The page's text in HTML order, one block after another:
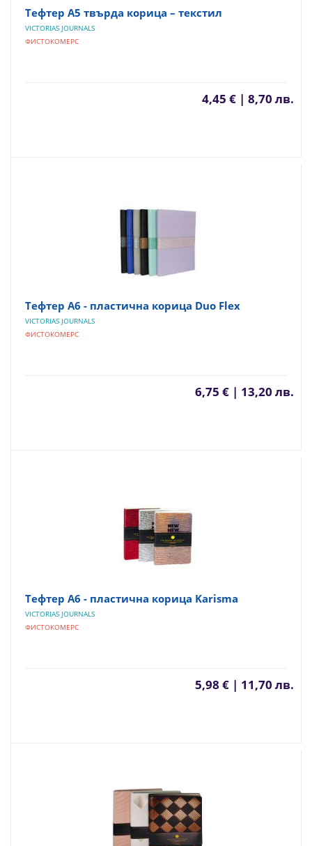
Тефтер А5 твърда корица – текстил
VICTORIAS JOURNALS
ФИСТОКОМЕРС
4,45 € | 8,70 лв.
Тефтер А6 - пластична корица Duo Flex
VICTORIAS JOURNALS
ФИСТОКОМЕРС
6,75 € | 13,20 лв.
Тефтер А6 - пластична корица Karisma
VICTORIAS JOURNALS
ФИСТОКОМЕРС
5,98 € | 11,70 лв.